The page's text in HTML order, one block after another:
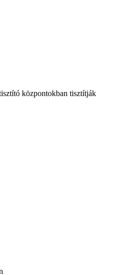
központokban tisztítják